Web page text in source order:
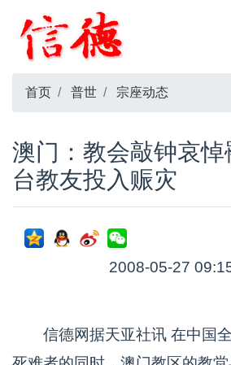
首页 普世 宗座动态
澳门：教会敲钟哀
台教友投入赈灾
2008-05-27
信德网据天亚社讯 在中国全